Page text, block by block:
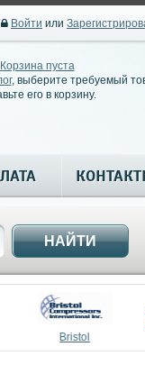
Войти или
Корзина пуста
, выберите требуемый
его в корзину.
НАЙТИ
Bristol
Compressors